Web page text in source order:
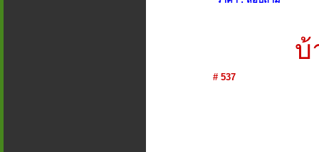
บ้
# 537